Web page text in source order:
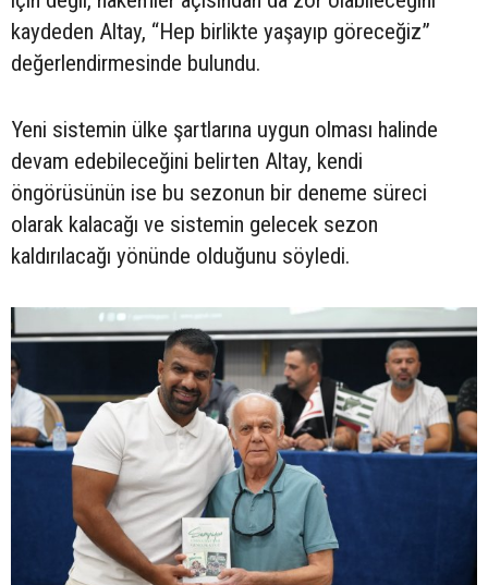
kaydeden Altay, “Hep birlikte yaşayıp göreceğiz”
değerlendirmesinde bulundu.
Yeni sistemin ülke şartlarına uygun olması halinde
devam edebileceğini belirten Altay, kendi
öngörüsünün ise bu sezonun bir deneme süreci
olarak kalacağı ve sistemin gelecek sezon
kaldırılacağı yönünde olduğunu söyledi.